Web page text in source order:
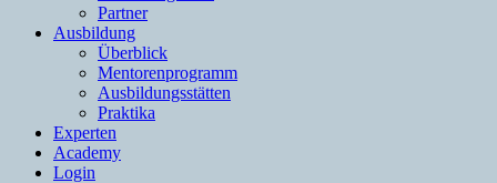
Partner
Ausbildung
Überblick
Mentorenprogramm
Ausbildungsstätten
Praktika
Experten
Academy
Login